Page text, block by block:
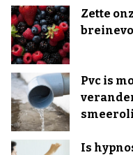
Zette
Pvc is
Is